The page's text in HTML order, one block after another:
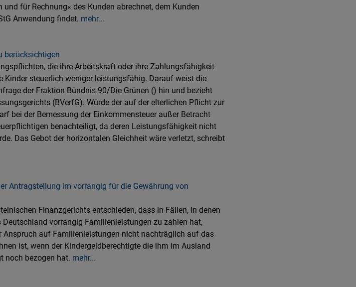
für Rechnung« des Kunden abrechnet, dem Kunden
Anwendung findet. mehr...
berücksichtigen
die ihre Arbeitskraft oder ihre Zahlungsfähigkeit
Kinder steuerlich weniger leistungsfähig. Darauf weist die
der Fraktion Bündnis 90/Die Grünen () hin und bezieht
(BVerfG). Würde der auf der elterlichen Pflicht zur
bei der Bemessung der Einkommensteuer außer Betracht
benachteiligt, da deren Leistungsfähigkeit nicht
Das Gebot der horizontalen Gleichheit wäre verletzt, schreibt
Antragstellung im vorrangig für die Gewährung von
Finanzgerichts entschieden, dass in Fällen, in denen
vorrangig Familienleistungen zu zahlen hat,
auf Familienleistungen nicht nachträglich auf das
ist, wenn der Kindergeldberechtigte die ihm im Ausland
noch bezogen hat. mehr...